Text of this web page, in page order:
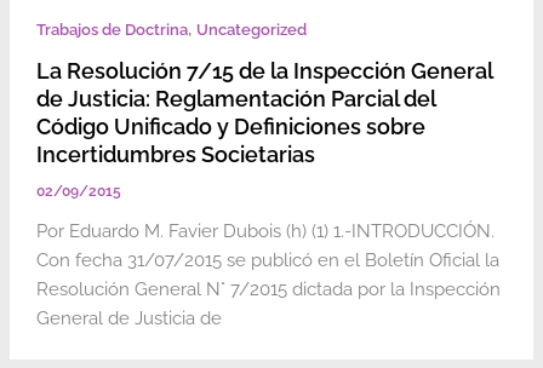
Trabajos de Doctrina, Uncategorized
La Resolución 7/15 de la Inspección General
de Justicia: Reglamentación Parcial del
Código Unificado y Definiciones sobre
Incertidumbres Societarias
02/09/2015
Por Eduardo M. Favier Dubois (h) (1) 1.-INTRODUCCIÓN.
Con fecha 31/07/2015 se publicó en el Boletín Oficial la
Resolución General N° 7/2015 dictada por la Inspección
General de Justicia de